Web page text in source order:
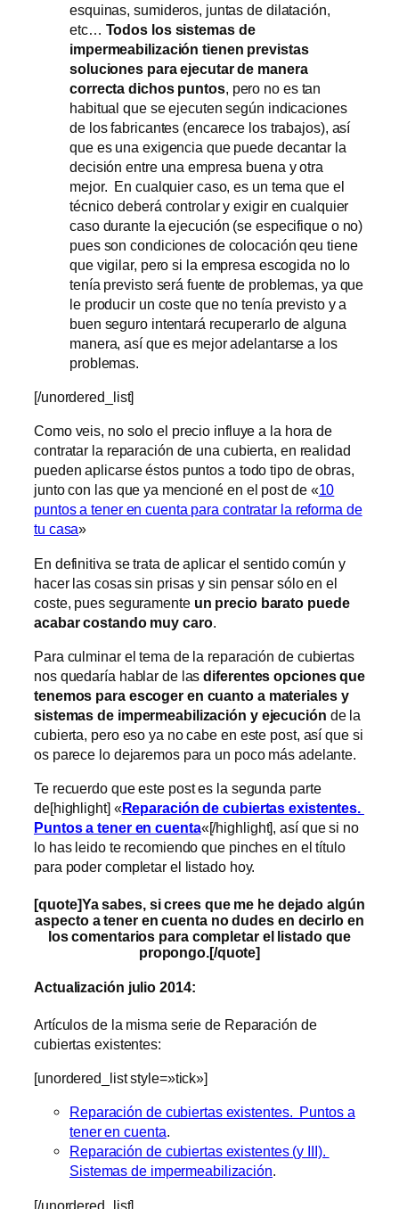
esquinas, sumideros, juntas de dilatación,
etc… Todos los sistemas de
impermeabilización tienen previstas
soluciones para ejecutar de manera
correcta dichos puntos, pero no es tan
habitual que se ejecuten según indicaciones
de los fabricantes (encarece los trabajos), así
que es una exigencia que puede decantar la
decisión entre una empresa buena y otra
mejor. En cualquier caso, es un tema que el
técnico deberá controlar y exigir en cualquier
caso durante la ejecución (se especifique o no)
pues son condiciones de colocación qeu tiene
que vigilar, pero si la empresa escogida no lo
tenía previsto será fuente de problemas, ya que
le producir un coste que no tenía previsto y a
buen seguro intentará recuperarlo de alguna
manera, así que es mejor adelantarse a los
problemas.
[/unordered_list]
Como veis, no solo el precio influye a la hora de
contratar la reparación de una cubierta, en realidad
pueden aplicarse éstos puntos a todo tipo de obras,
junto con las que ya mencioné en el post de «10
puntos a tener en cuenta para contratar la reforma de
tu casa»
En definitiva se trata de aplicar el sentido común y
hacer las cosas sin prisas y sin pensar sólo en el
coste, pues seguramenteun precio barato puede
acabar costando muy caro.
Para culminar el tema de la reparación de cubiertas
nos quedaría hablar de lasdiferentes opciones que
tenemos para escoger en cuanto a materiales y
sistemas de impermeabilización y ejecución de la
cubierta, pero eso ya no cabe en este post, así que si
os parece lo dejaremos para un poco más adelante.
Te recuerdo que este post es la segunda parte
de[highlight] «Reparación de cubiertas existentes.
Puntos a tener en cuenta«[/highlight], así que si no
lo has leido te recomiendo que pinches en el título
para poder completar el listado hoy.
[quote]Ya sabes, si crees que me he dejado algún
aspecto a tener en cuenta no dudes en decirlo en
los comentarios para completar el listado que
propongo.[/quote]
Actualización julio 2014:
Artículos de la misma serie de Reparación de
cubiertas existentes:
[unordered_list style=»tick»]
Reparación de cubiertas existentes. Puntos a
tener en cuenta.
Reparación de cubiertas existentes (y III).
Sistemas de impermeabilización.
[/unordered_list]